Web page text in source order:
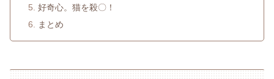
好奇心。猫を殺〇！
まとめ